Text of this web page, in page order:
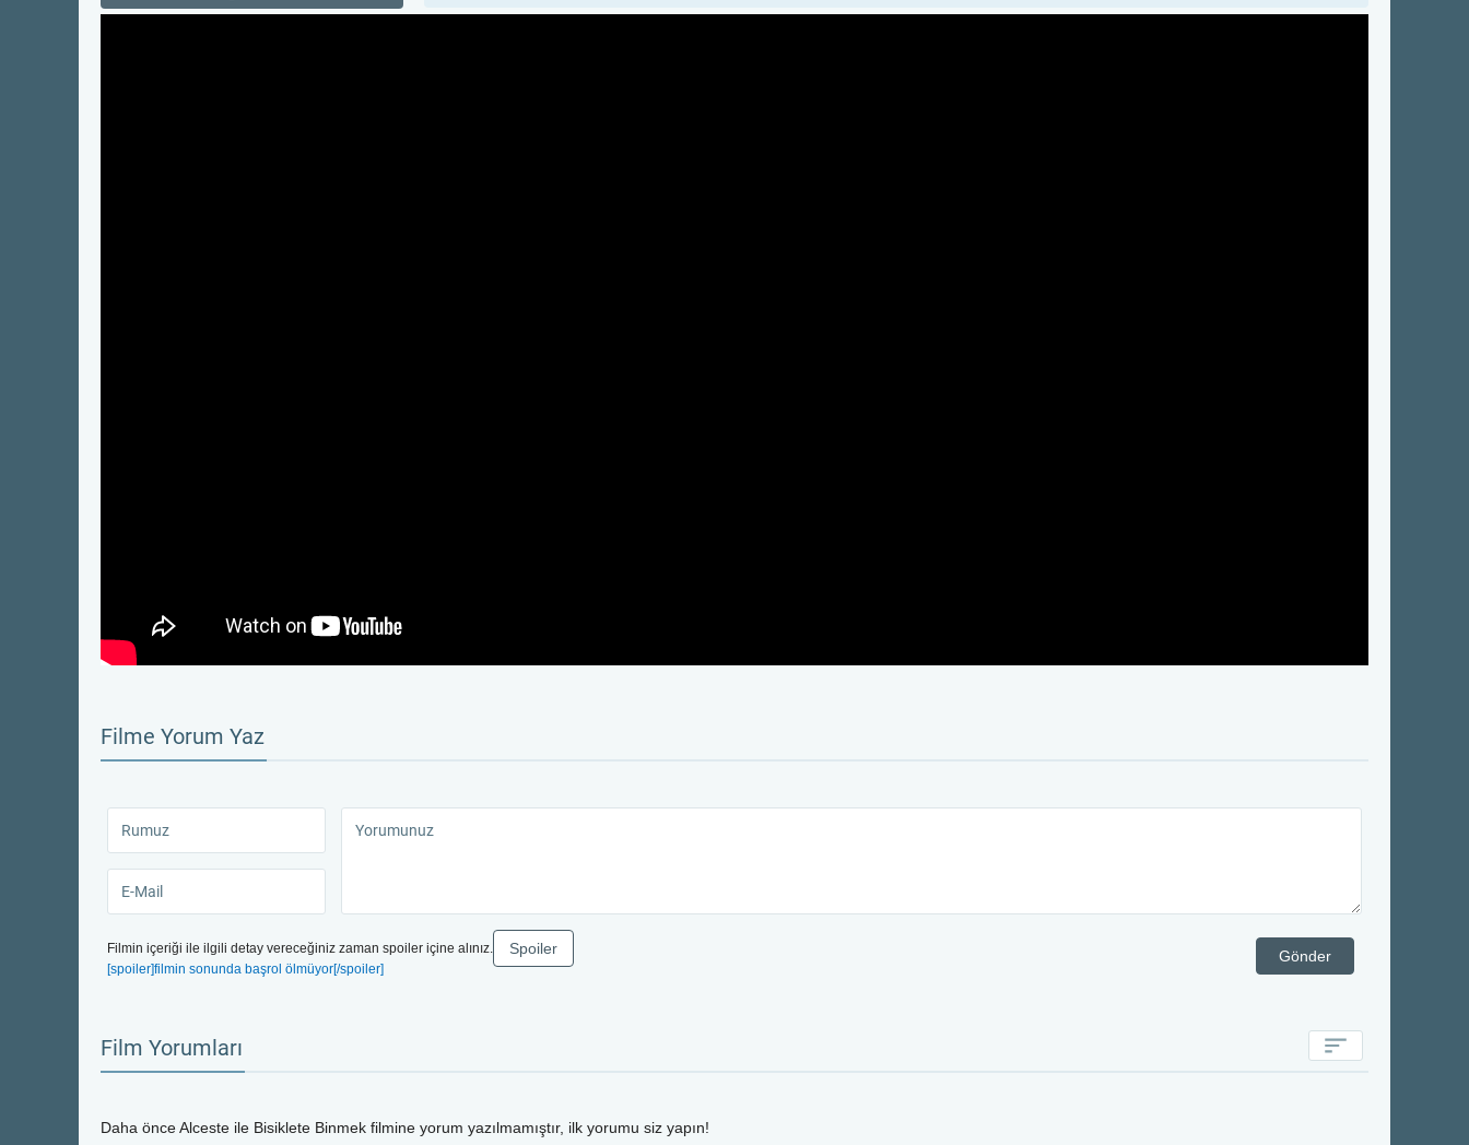
Filme Yorum Yaz
Filmin içeriği ile ilgili detay vereceğiniz zaman spoiler içine alınız.
[spoiler]filmin sonunda başrol ölmüyor[/spoiler]
Gönder
Spoiler
Film Yorumları
Daha önceAlceste ile Bisiklete Binmek filmine yorum yazılmamıştır, ilk yorumu siz yapın!